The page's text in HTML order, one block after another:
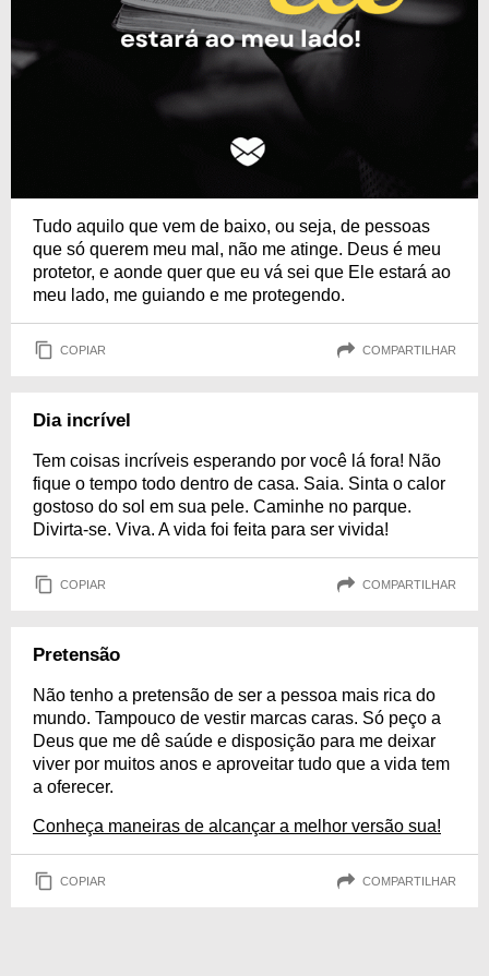
Tudo aquilo que vem de baixo, ou seja, de pessoas
que só querem meu mal, não me atinge. Deus é meu
protetor, e aonde quer que eu vá sei que Ele estará ao
meu lado, me guiando e me protegendo.
COPIAR COMPARTILHAR
Dia incrível
Tem coisas incríveis esperando por você lá fora! Não
fique o tempo todo dentro de casa. Saia. Sinta o calor
gostoso do sol em sua pele. Caminhe no parque.
Divirta-se. Viva. A vida foi feita para ser vivida!
COPIAR COMPARTILHAR
Pretensão
Não tenho a pretensão de ser a pessoa mais rica do
mundo. Tampouco de vestir marcas caras. Só peço a
Deus que me dê saúde e disposição para me deixar
viver por muitos anos e aproveitar tudo que a vida tem
a oferecer.
Conheça maneiras de alcançar a melhor versão sua!
COPIAR COMPARTILHAR